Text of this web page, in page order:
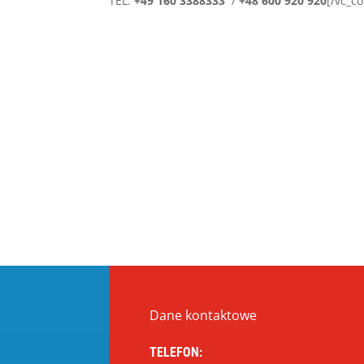
Dane kontaktowe
TELEFON: